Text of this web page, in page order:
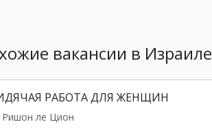
вакансии в Израиле
РАБОТА ДЛЯ ЖЕНЩИН
Ришон ле Цион